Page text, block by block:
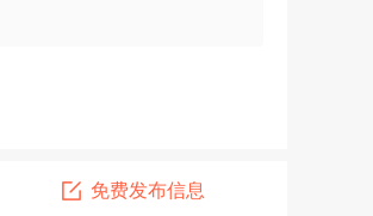
免费发布信息